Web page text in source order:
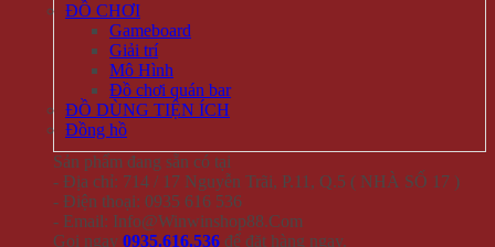
ĐỒ CHƠI
Gameboard
Giải trí
Mô Hình
Đồ chơi quán bar
ĐỒ DÙNG TIỆN ÍCH
Đồng hồ
Sản phẩm đang sẵn có tại
- Địa chỉ: 714 / 17 Nguyễn Trãi, P.11, Q.5 ( NHÀ SỐ 17 )
- Điện thoại: 0935 616 536
- Email: Info@Winwinshop88.Com
Gọi ngay 0935.616.536 để đặt hàng ngay.